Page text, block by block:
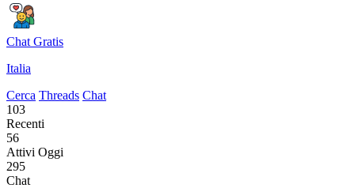
Chat Gratis
Italia
Cerca Threads Chat
103
Recenti
56
Attivi Oggi
295
Chat